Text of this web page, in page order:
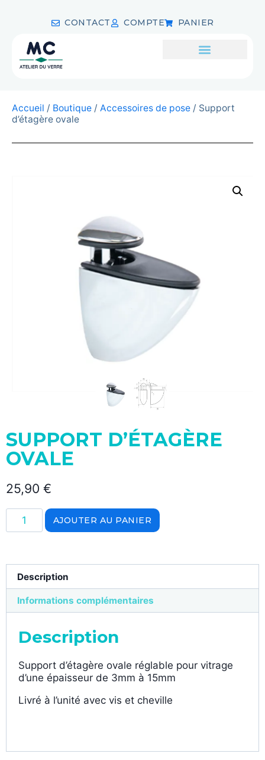
CONTACT COMPTE PANIER
Accueil / Boutique / Accessoires de pose / Support
d’étagère ovale
SUPPORT D’ÉTAGÈRE
OVALE
25,90 €
AJOUTER AU PANIER
Description
Informations complémentaires
Description
Support d’étagère ovale réglable pour vitrage
d’une épaisseur de 3mm à 15mm
Livré à l’unité avec vis et cheville